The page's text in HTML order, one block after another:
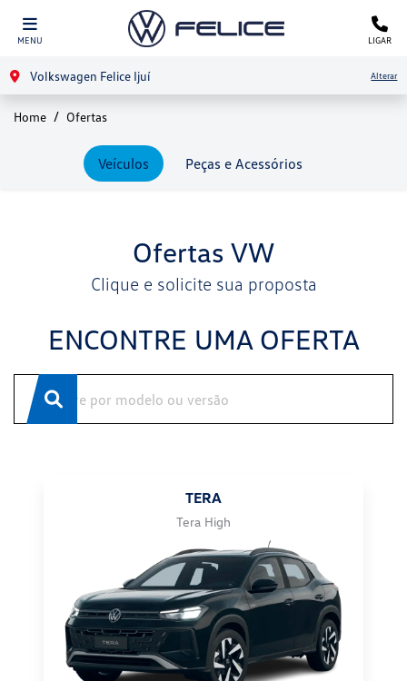
MENU LIGAR
Volkswagen Felice Ijuí Alterar
Home Ofertas
Veículos Peças e Acessórios
Ofertas VW
Clique e solicite sua proposta
ENCONTRE UMA OFERTA
TERA
Tera High